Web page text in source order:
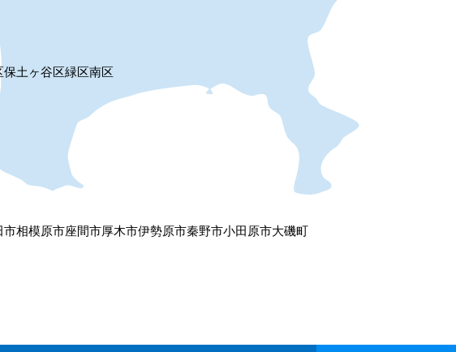
保土ヶ谷区緑区南区
市相模原市座間市厚木市伊勢原市秦野市小田原市大磯町